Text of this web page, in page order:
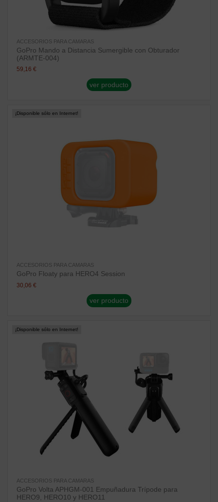
ACCESORIOS PARA CAMARAS
GoPro Mando a Distancia Sumergible con Obturador
(ARMTE-004)
59,16 €
ver producto
¡Disponible sólo en Internet!
ACCESORIOS PARA CAMARAS
GoPro Floaty para HERO4 Session
30,06 €
ver producto
¡Disponible sólo en Internet!
ACCESORIOS PARA CAMARAS
GoPro Volta APHGM-001 Empuñadura Trípode para
HERO9, HERO10 y HERO11